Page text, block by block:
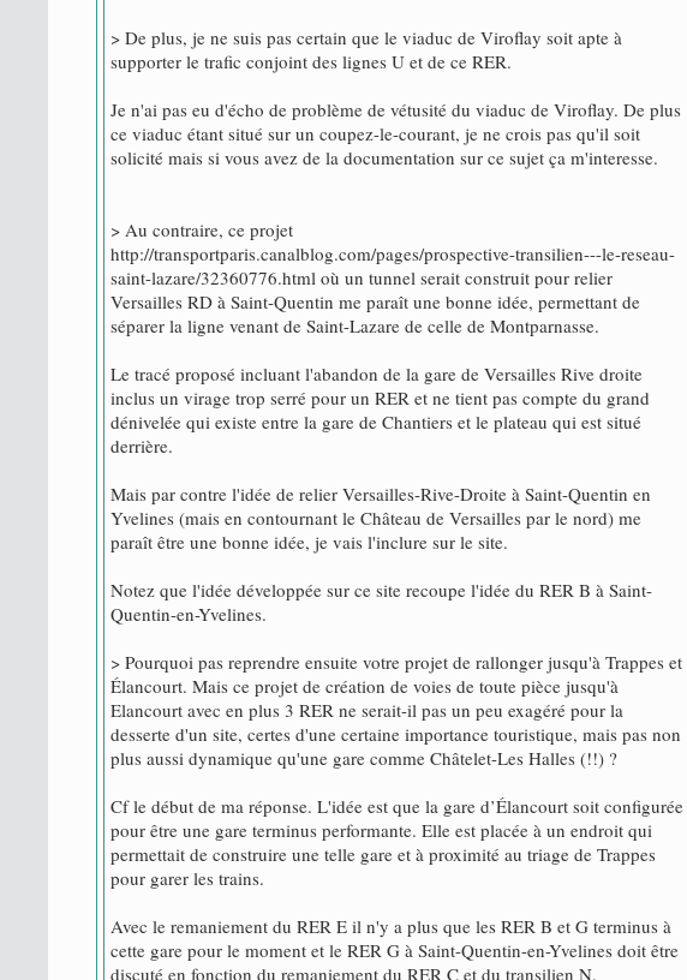
> De plus, je ne suis pas certain que le viaduc de Viroflay soit apte à
supporter le trafic conjoint des lignes U et de ce RER.
Je n'ai pas eu d'écho de problème de vétusité du viaduc de Viroflay. De plus
ce viaduc étant situé sur un coupez-le-courant, je ne crois pas qu'il soit
solicité mais si vous avez de la documentation sur ce sujet ça m'interesse.
> Au contraire, ce projet
http://transportparis.canalblog.com/pages/prospective-transilien---le-reseau-
saint-lazare/32360776.html où un tunnel serait construit pour relier
Versailles RD à Saint-Quentin me paraît une bonne idée, permettant de
séparer la ligne venant de Saint-Lazare de celle de Montparnasse.
Le tracé proposé incluant l'abandon de la gare de Versailles Rive droite
inclus un virage trop serré pour un RER et ne tient pas compte du grand
dénivelée qui existe entre la gare de Chantiers et le plateau qui est situé
derrière.
Mais par contre l'idée de relier Versailles-Rive-Droite à Saint-Quentin en
Yvelines (mais en contournant le Château de Versailles par le nord) me
paraît être une bonne idée, je vais l'inclure sur le site.
Notez que l'idée développée sur ce site recoupe l'idée du RER B à Saint-
Quentin-en-Yvelines.
> Pourquoi pas reprendre ensuite votre projet de rallonger jusqu'à Trappes et
Élancourt. Mais ce projet de création de voies de toute pièce jusqu'à
Elancourt avec en plus 3 RER ne serait-il pas un peu exagéré pour la
desserte d'un site, certes d'une certaine importance touristique, mais pas non
plus aussi dynamique qu'une gare comme Châtelet-Les Halles (!!) ?
Cf le début de ma réponse. L'idée est que la gare d’Élancourt soit configurée
pour être une gare terminus performante. Elle est placée à un endroit qui
permettait de construire une telle gare et à proximité au triage de Trappes
pour garer les trains.
Avec le remaniement du RER E il n'y a plus que les RER B et G terminus à
cette gare pour le moment et le RER G à Saint-Quentin-en-Yvelines doit être
discuté en fonction du remaniement du RER C et du transilien N.